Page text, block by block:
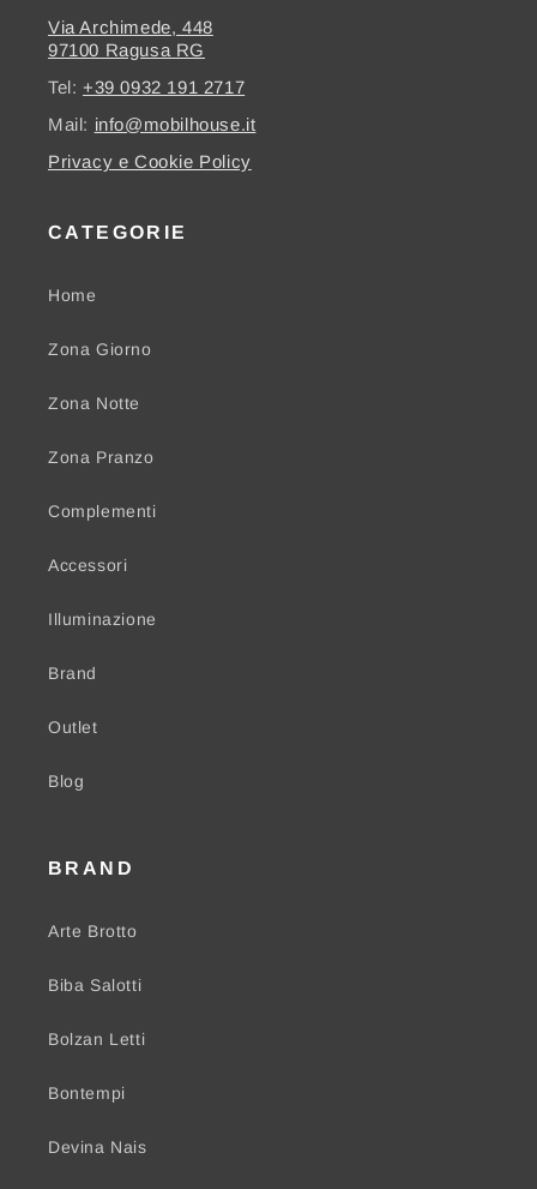
Via Archimede, 448
97100 Ragusa RG
Tel: +39 0932 191 2717
Mail: info@mobilhouse.it
Privacy e Cookie Policy
CATEGORIE
Home
Zona Giorno
Zona Notte
Zona Pranzo
Complementi
Accessori
Illuminazione
Brand
Outlet
Blog
BRAND
Arte Brotto
Biba Salotti
Bolzan Letti
Bontempi
Devina Nais